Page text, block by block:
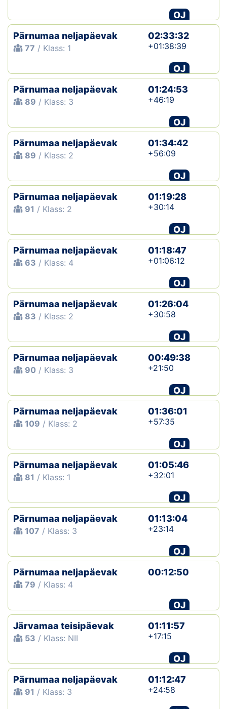
OJ
Pärnumaa neljapäevak
77 / Klass: 1
02:33:32
+01:38:39
OJ
Pärnumaa neljapäevak
89 / Klass: 3
01:24:53
+46:19
OJ
Pärnumaa neljapäevak
89 / Klass: 2
01:34:42
+56:09
OJ
Pärnumaa neljapäevak
91 / Klass: 2
01:19:28
+30:14
OJ
Pärnumaa neljapäevak
63 / Klass: 4
01:18:47
+01:06:12
OJ
Pärnumaa neljapäevak
83 / Klass: 2
01:26:04
+30:58
OJ
Pärnumaa neljapäevak
90 / Klass: 3
00:49:38
+21:50
OJ
Pärnumaa neljapäevak
109 / Klass: 2
01:36:01
+57:35
OJ
Pärnumaa neljapäevak
81 / Klass: 1
01:05:46
+32:01
OJ
Pärnumaa neljapäevak
107 / Klass: 3
01:13:04
+23:14
OJ
Pärnumaa neljapäevak
79 / Klass: 4
00:12:50
OJ
Järvamaa teisipäevak
53 / Klass: NII
01:11:57
+17:15
OJ
Pärnumaa neljapäevak
91 / Klass: 3
01:12:47
+24:58